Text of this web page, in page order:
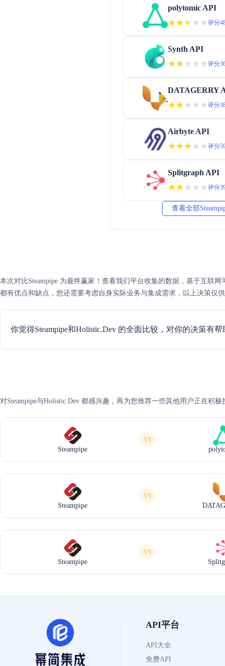
polytomic API
★★★★★
★★★★★评分
Synth API
★★★★★
★★★★★评分
DATAGERRY
★★★★★
★★★★★评分
Airbyte API
★★★★★
★★★★★评分
Splitgraph API
★★★★★
★★★★★评分
查看全部
本次对比Steampipe 为最终赢家！查看我们平台收集的数据，基于互联
都有优点和缺点，您还需要考虑自身实际业务与集成需求，以上决策仅
你觉得Steampipe和Holistic.Dev 的全面比较，对你的决策有
对Steampipe与Holistic.Dev 都感兴趣，再为您推荐一些其他用户正在积
Steampipe
VS
Steampipe
VS
Steampipe
VS
API平台
API大全
免费API